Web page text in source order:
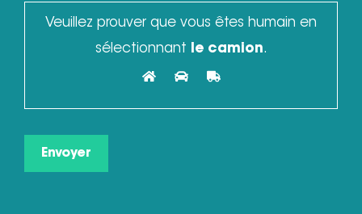
Veuillez prouver que vous êtes humain en
sélectionnant le camion.